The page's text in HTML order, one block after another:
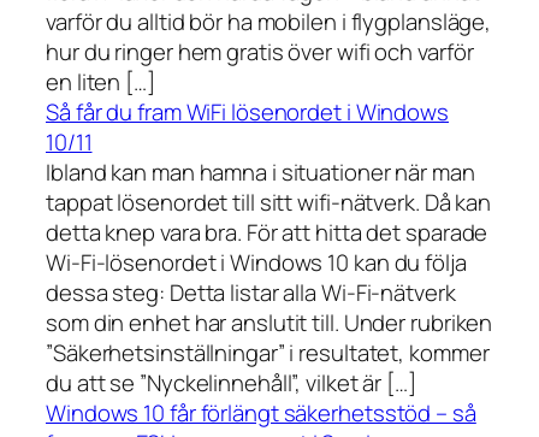
varför du alltid bör ha mobilen i flygplansläge,
hur du ringer hem gratis över wifi och varför
en liten […]
Så får du fram WiFi lösenordet i Windows
10/11
Ibland kan man hamna i situationer när man
tappat lösenordet till sitt wifi-nätverk. Då kan
detta knep vara bra. För att hitta det sparade
Wi-Fi-lösenordet i Windows 10 kan du följa
dessa steg: Detta listar alla Wi-Fi-nätverk
som din enhet har anslutit till. Under rubriken
”Säkerhetsinställningar” i resultatet, kommer
du att se ”Nyckelinnehåll”, vilket är […]
Windows 10 får förlängt säkerhetsstöd – så